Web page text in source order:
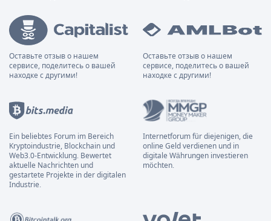
Оставьте отзыв о нашем
сервисе, поделитесь о вашей
находке с другими!
Оставьте отзыв о нашем
сервисе, поделитесь о вашей
находке с другими!
Ein beliebtes Forum im Bereich
Kryptoindustrie, Blockchain und
Web3.0-Entwicklung. Bewertet
aktuelle Nachrichten und
gestartete Projekte in der digitalen
Industrie.
Internetforum für diejenigen, die
online Geld verdienen und in
digitale Währungen investieren
möchten.